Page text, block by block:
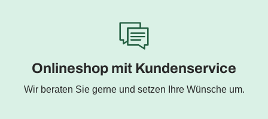
Onlineshop mit Kundenservice
Wir beraten Sie gerne und setzen Ihre Wünsche um.